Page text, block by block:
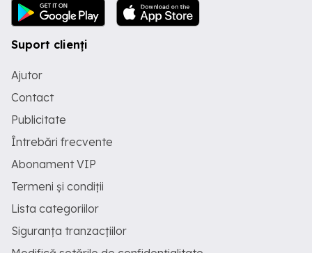
Suport clienți
Ajutor
Contact
Publicitate
Întrebări frecvente
Abonament VIP
Termeni și condiții
Lista categoriilor
Siguranța tranzacțiilor